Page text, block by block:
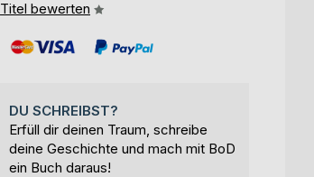
Titel bewerten
DU SCHREIBST?
Erfüll dir deinen Traum, schreibe
deine Geschichte und mach mit BoD
ein Buch daraus!